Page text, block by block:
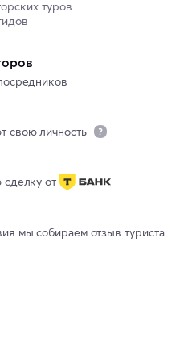
туров
свою личность
сделку от
мы собираем отзыв туриста